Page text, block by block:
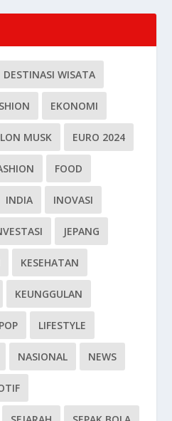
DESTINASI WISATA
EKONOMI
MUSK EURO 2024
FOOD
INDIA INOVASI
JEPANG
KESEHATAN
KEUNGGULAN
LIFESTYLE
NASIONAL NEWS